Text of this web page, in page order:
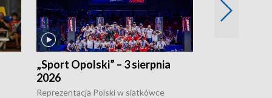
„Sport Opolski” – 3 sierpnia
2026
Reprezentacja Polski w siatkówce